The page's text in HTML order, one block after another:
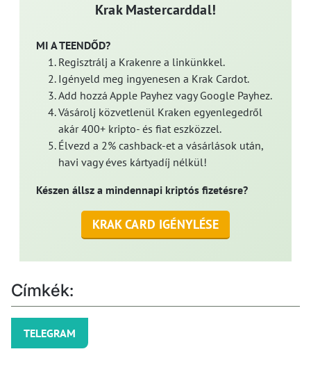
Krak Mastercarddal!
MI A TEENDŐD?
Regisztrálj a Krakenre a linkünkkel.
Igényeld meg ingyenesen a Krak Cardot.
Add hozzá Apple Payhez vagy Google Payhez.
Vásárolj közvetlenül Kraken egyenlegedről
akár 400+ kripto- és fiat eszközzel.
Élvezd a 2% cashback-et a vásárlások után,
havi vagy éves kártyadíj nélkül!
Készen állsz a mindennapi kriptós fizetésre?
KRAK CARD IGÉNYLÉSE
Címkék:
TELEGRAM